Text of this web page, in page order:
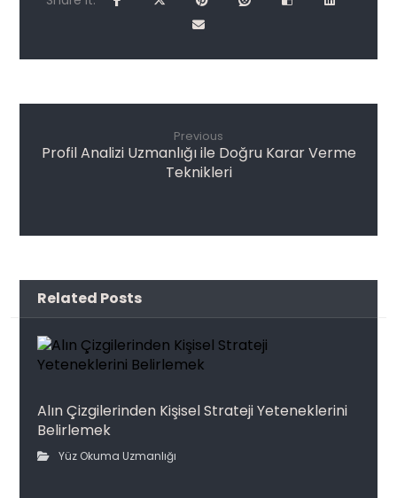
Previous
Profil Analizi Uzmanlığı ile Doğru Karar Verme
Teknikleri
Related Posts
Alın Çizgilerinden Kişisel Strateji Yeteneklerini
Belirlemek
Yüz Okuma Uzmanlığı